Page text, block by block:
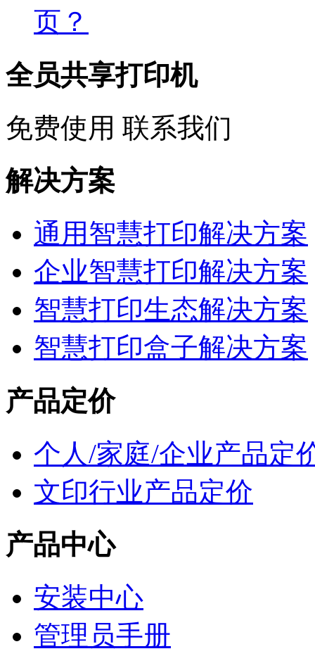
页？
全员共享打印机
免费使用 联系我们
解决方案
通用智慧打印解决方案
企业智慧打印解决方案
智慧打印生态解决方案
智慧打印盒子解决方案
产品定价
个人/家庭/企业产品定
文印行业产品定价
产品中心
安装中心
管理员手册